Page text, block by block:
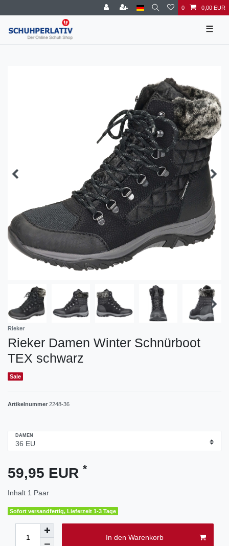
0 0,00 EUR
☰
Rieker
Rieker Damen Winter Schnürboot
TEX schwarz
Sale
Artikelnummer 2248-36
DAMEN
59,95 EUR *
Inhalt 1 Paar
Sofort versandfertig, Lieferzeit 1-3 Tage
In den Warenkorb